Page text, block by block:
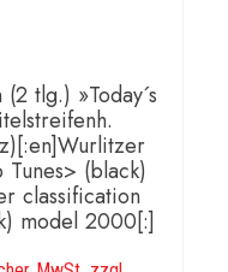
tlg.) »Today´s
(black)
classification
model 2000[:]